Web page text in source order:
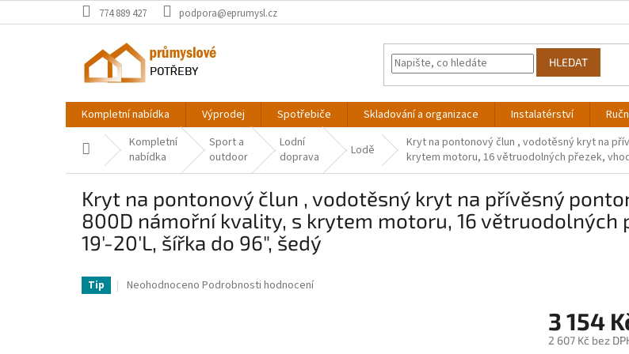
na
774 889 427 podpora@eprumysl.cz
HLEDAT
Kompletní nabídka Výprodej Spotřebiče Skladování a organizace Instalatérství
Domů Kompletní
nabídka
Sport a
outdoor
Lodní
doprava
Lodě
Kryt na pontonový člun , vodotěsný kryt na
krytem motoru, 16 větruodolných přezek,
Kryt na pontonový člun , vodotěsný kryt na přívěsný
800D námořní kvality, s krytem motoru, 16 větruodolných
19'-20'L, šířka do 96", šedý
Tip
Průměrné
Neohodnoceno Podrobnosti hodnocení
3 154
2 607 Kč bez